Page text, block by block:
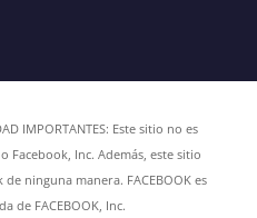
IMPORTANTES: Este sitio no es
Facebook, Inc. Además, este sitio
ninguna manera. FACEBOOK es
de FACEBOOK, Inc.